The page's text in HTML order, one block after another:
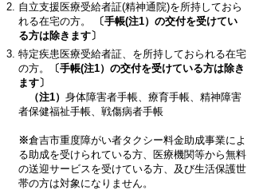
自立支援医療受給者証(精神通院)を所持しておら
れる在宅の方。
〔手帳(注1）の交付を受けてい
る方は除きます〕
特定疾患医療受給者証、を所持しておられる在宅
の方。
〔手帳(注1）の交付を受けている方は除き
ます〕
（注1） 身体障害者手帳、療育手帳、精神障害
者保健福祉手帳、戦傷病者手帳
※倉吉市重度障がい者タクシー料金助成事業によ
る助成を受けられている方、医療機関等から無料
の送迎サービスを受けている方、及び生活保護世
帯の方は対象になりません。